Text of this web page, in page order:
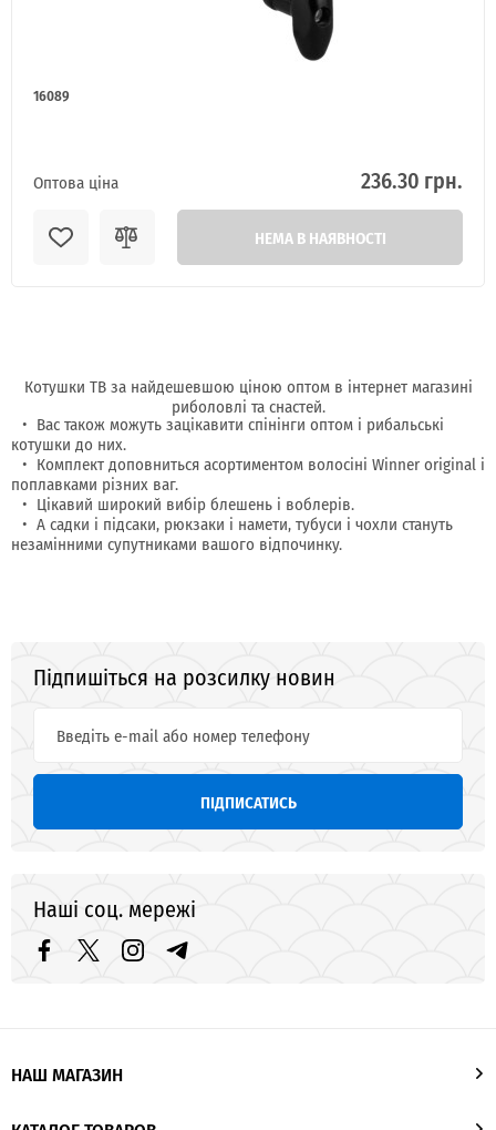
16089
Оптова ціна 236.30 грн.
НЕМА В НАЯВНОСТІ
Котушки TB за найдешевшою ціною оптом в інтернет магазині
риболовлі та снастей.
Вас також можуть зацікавити спінінги оптом і рибальські
котушки до них.
Комплект доповниться асортиментом волосіні Winner original і
поплавками різних ваг.
Цікавий широкий вибір блешень і воблерів.
А садки і підсаки, рюкзаки і намети, тубуси і чохли стануть
незамінними супутниками вашого відпочинку.
Підпишіться на розсилку новин
ПІДПИСАТИСЬ
Наші соц. мережі
НАШ МАГАЗИН